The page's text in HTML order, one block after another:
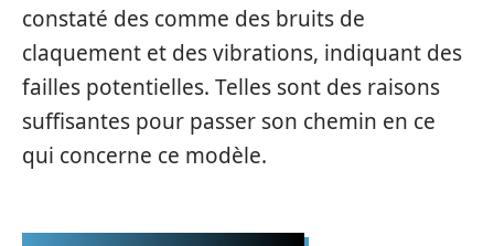
constaté des comme des bruits de
claquement et des vibrations, indiquant des
failles potentielles. Telles sont des raisons
suffisantes pour passer son chemin en ce
qui concerne ce modèle.